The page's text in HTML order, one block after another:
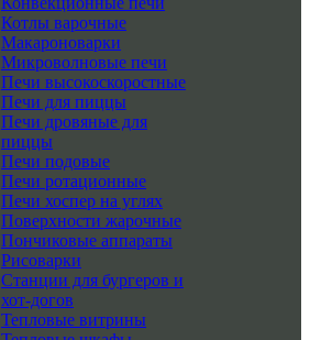
Котлы варочные
Макароноварки
Микроволновые печи
Печи высокоскоростные
Печи для пиццы
Печи дровяные для
пиццы
Печи подовые
Печи ротационные
Печи хоспер на углях
Поверхности жарочные
Пончиковые аппараты
Рисоварки
Станции для бургеров и
хот-догов
Тепловые витрины